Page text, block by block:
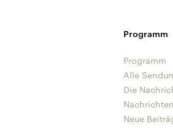
Programm
Programm
Alle
Die
Neue